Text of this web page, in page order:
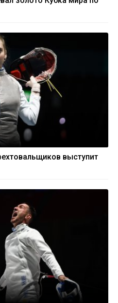
выступит